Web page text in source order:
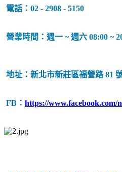
電話：02 - 2908 - 5150
營業時間：週一 ~ 週六 08:00 ~
地址：新北市新莊區福營路 81
FB： https://www.facebook.com/